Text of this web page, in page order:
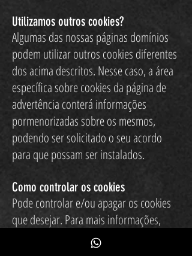
Utilizamos outros cookies?
Algumas das nossas páginas domínios
podem utilizar outros cookies diferentes
dos acima descritos. Nesse caso, a área
específica sobre cookies da página de
advertência conterá informações
pormenorizadas sobre os mesmos,
podendo ser solicitado o seu acordo
para que possam ser instalados.
Como controlar os cookies
Pode controlar e/ou apagar os cookies
que desejar. Para mais informações,
consulte aboutcookies.org. Pode apagar
todos os cookies já instalados no seu